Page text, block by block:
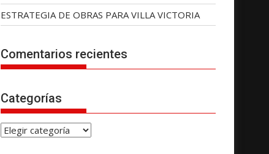
ESTRATEGIA DE OBRAS PARA VILLA VICTORIA
Comentarios recientes
Categorías
C